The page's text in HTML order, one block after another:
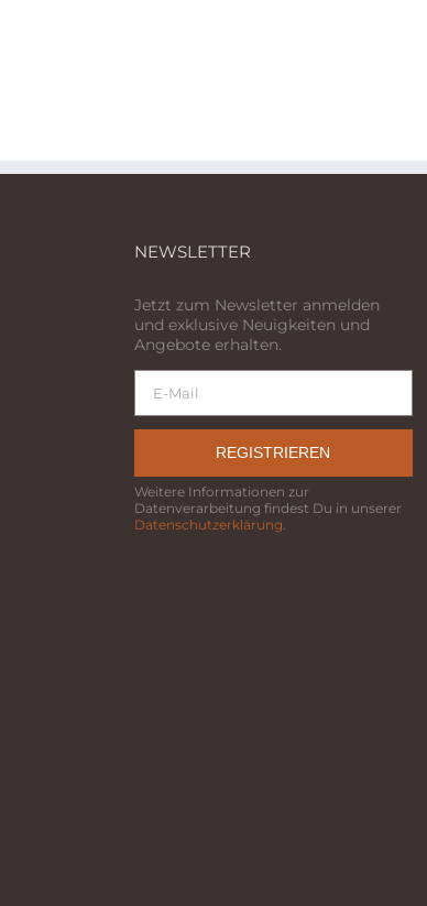
NEWSLETTER
Jetzt zum Newsletter anmelden
und exklusive Neuigkeiten und
Angebote erhalten.
REGISTRIEREN
Weitere Informationen zur
Datenverarbeitung findest Du in unserer
Datenschutzerklärung